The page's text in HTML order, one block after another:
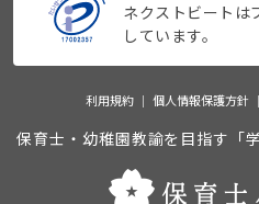
ネクストビートは
しています。
利用規約 個人情報保護方針
保育士・幼稚園教諭を目指す「